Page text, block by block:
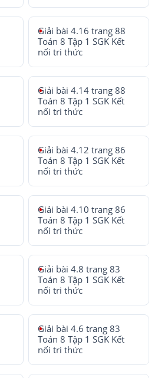
Giải bài 4.16 trang 88
Toán 8 Tập 1 SGK Kết
nối tri thức
Giải bài 4.14 trang 88
Toán 8 Tập 1 SGK Kết
nối tri thức
Giải bài 4.12 trang 86
Toán 8 Tập 1 SGK Kết
nối tri thức
Giải bài 4.10 trang 86
Toán 8 Tập 1 SGK Kết
nối tri thức
Giải bài 4.8 trang 83
Toán 8 Tập 1 SGK Kết
nối tri thức
Giải bài 4.6 trang 83
Toán 8 Tập 1 SGK Kết
nối tri thức